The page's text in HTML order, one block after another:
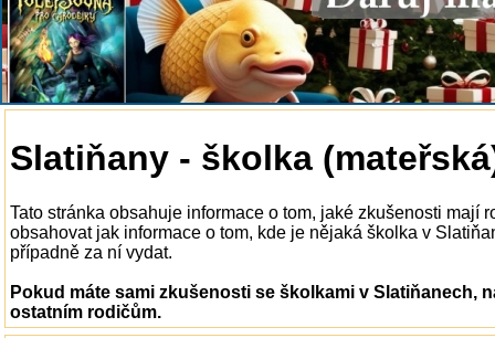
Slatiňany - školka
Tato stránka obsahuje informace o tom, jaké zkušenosti mají
obsahovat jak informace o tom, kde je nějaká školka v
případně za ní vydat.
Pokud máte sami zkušenosti se školkami v Slatiňanech,
ostatním rodičům.